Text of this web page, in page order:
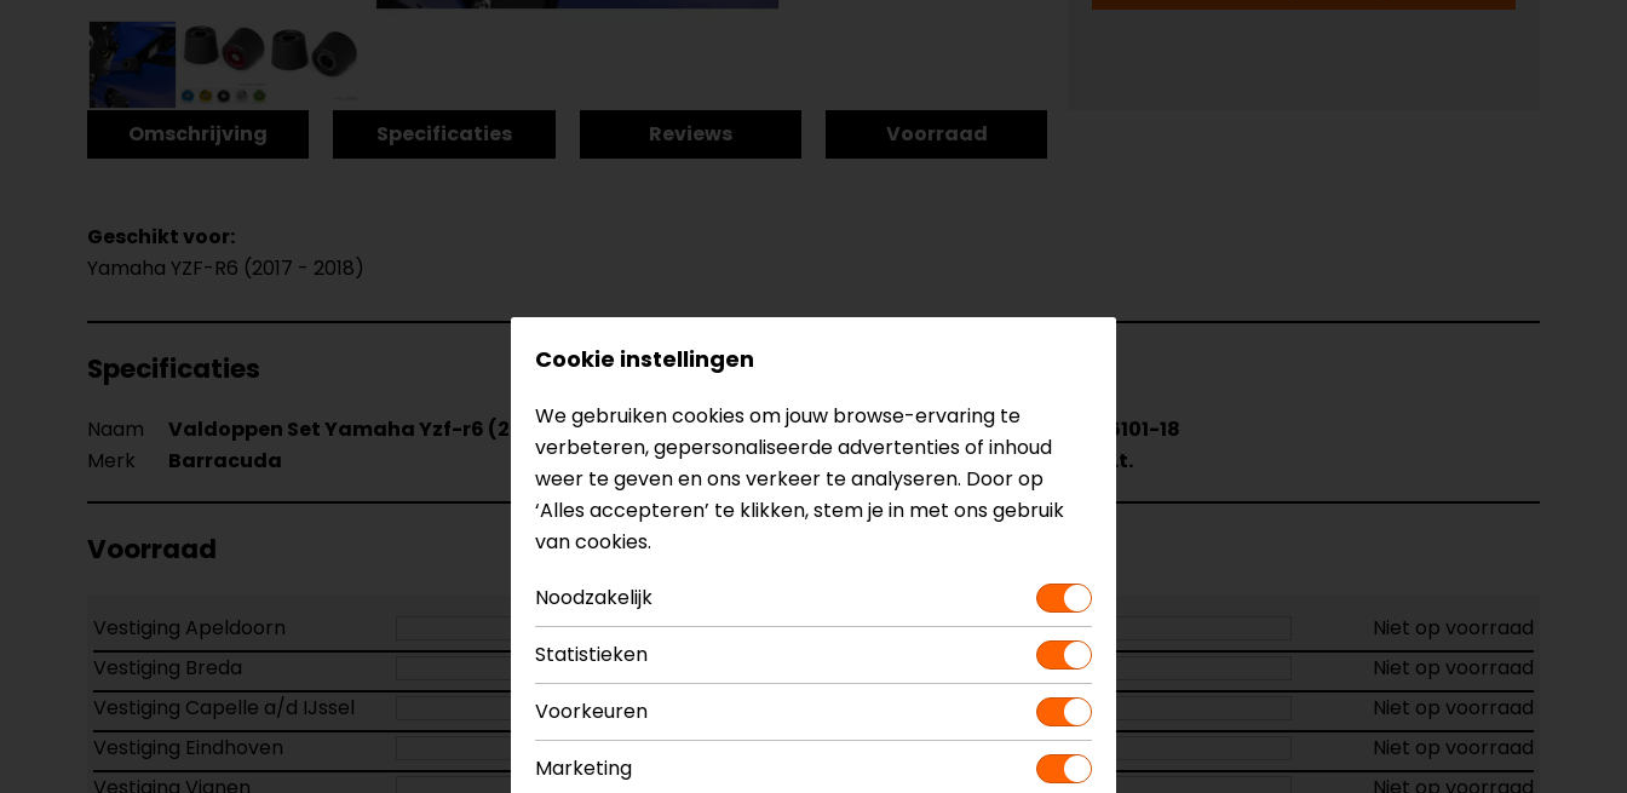
Omschrijving Specificaties Reviews Voorraad
Geschikt voor:
Yamaha YZF-R6 (2017 - 2018)
Specificaties
Naam Valdoppen Set Yamaha Yzf-r6 (2017 - 2018) Model
YP6101-18
Merk
Barracuda Kleur N.v.t.
Voorraad
Vestiging Apeldoorn
Niet op voorraad
Vestiging Breda
Niet op voorraad
Vestiging Capelle a/d IJssel
Niet op voorraad
Vestiging Eindhoven
Niet op voorraad
Cookie instellingen
We gebruiken cookies om jouw browse-ervaring te
verbeteren, gepersonaliseerde advertenties of inhoud
weer te geven en ons verkeer te analyseren. Door op
‘Alles accepteren’ te klikken, stem je in met ons gebruik
van cookies.
Noodzakelijk
Statistieken
Voorkeuren
Marketing